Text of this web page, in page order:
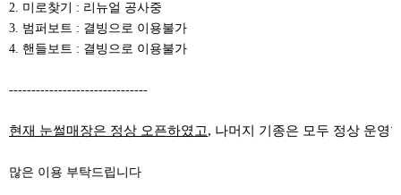
2. 미로찾기 : 리뉴얼 공사중
3. 범퍼보트 : 결빙으로 이용불가
4. 핸들보트 : 결빙으로 이용불가
-------------------------------
현재 눈썰매장은 정상 오픈하였고, 나머지 기종은 모두 정상 운영
많은 이용 부탁드립니다